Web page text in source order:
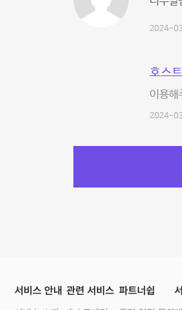
2024-
호스
이용해
2024-
서비스 안내 관련 서비스 파트너쉽